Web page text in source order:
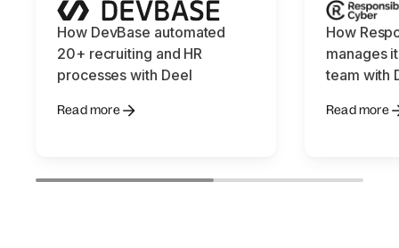
How DevBase automated
20+ recruiting and HR
processes with Deel
Read more
How
manages
team with
Read more